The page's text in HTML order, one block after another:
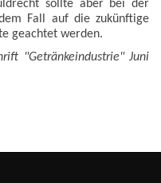
sollte aber bei der
Fall auf die zukünftige
geachtet werden.
"Getränkeindustrie" Juni